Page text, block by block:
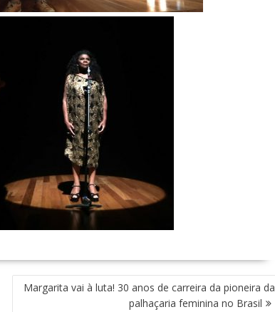
Margarita vai à luta! 30 anos de carreira da pioneira da
palhaçaria feminina no Brasil